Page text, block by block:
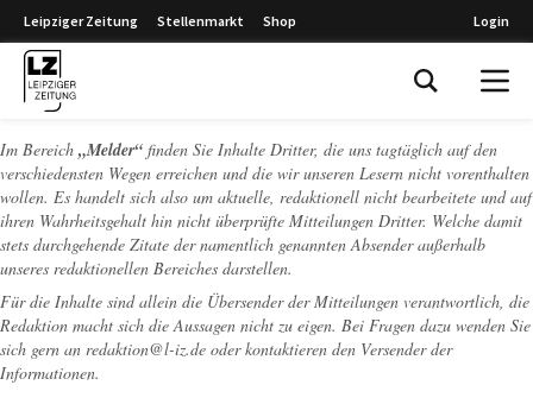
Leipziger Zeitung Stellenmarkt Shop Login
Im Bereich „Melder“ finden Sie Inhalte Dritter, die uns tagtäglich auf den
verschiedensten Wegen erreichen und die wir unseren Lesern nicht vorenthalten
wollen. Es handelt sich also um aktuelle, redaktionell nicht bearbeitete und auf
ihren Wahrheitsgehalt hin nicht überprüfte Mitteilungen Dritter. Welche damit
stets durchgehende Zitate der namentlich genannten Absender außerhalb
unseres redaktionellen Bereiches darstellen.
Für die Inhalte sind allein die Übersender der Mitteilungen verantwortlich, die
Redaktion macht sich die Aussagen nicht zu eigen. Bei Fragen dazu wenden Sie
sich gern an redaktion@l-iz.de oder kontaktieren den Versender der
Informationen.